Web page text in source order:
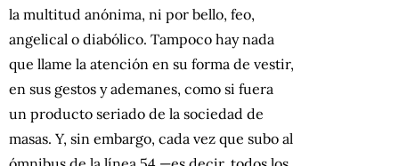
la multitud anónima, ni por bello, feo,
angelical o diabólico. Tampoco hay nada
que llame la atención en su forma de vestir,
en sus gestos y ademanes, como si fuera
un producto seriado de la sociedad de
masas. Y, sin embargo, cada vez que subo al